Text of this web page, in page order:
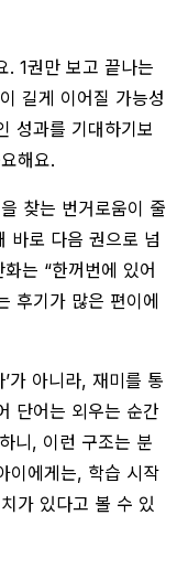
. 1권만 보고 끝나는
길게 이어질 가능성
성과를 기대하기보
해요.
찾는 번거로움이 줄
바로 다음 권으로 넘
는 “한꺼번에 있어
후기가 많은 편이에
가 아니라, 재미를 통
단어는 외우는 순간
니, 이런 구조는 분
이에게는, 학습 시작
가 있다고 볼 수 있